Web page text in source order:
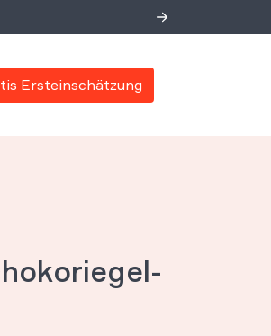
Ersteinschätzung